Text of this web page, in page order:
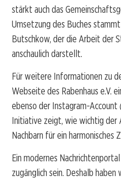
stärkt auch das
Umsetzung des Buches
Butschkow, der die Arbeit der
anschaulich darstellt.
Für weitere Informationen zu
Webseite des Rabenhaus e.V.
ebenso der Instagram-Account
Initiative zeigt, wie wichtig der
Nachbarn für ein harmonisches
Ein modernes
zugänglich sein. Deshalb haben